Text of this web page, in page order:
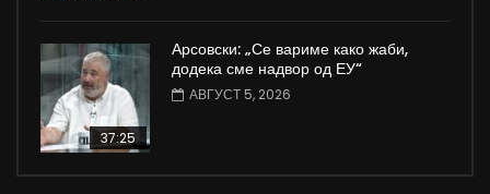
37:25
Арсовски: „Се вариме како жаби,
додека сме надвор од ЕУ“
АВГУСТ 5, 2026